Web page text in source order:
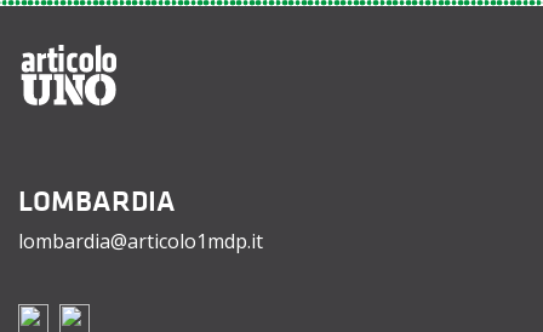
LOMBARDIA
lombardia@articolo1mdp.it